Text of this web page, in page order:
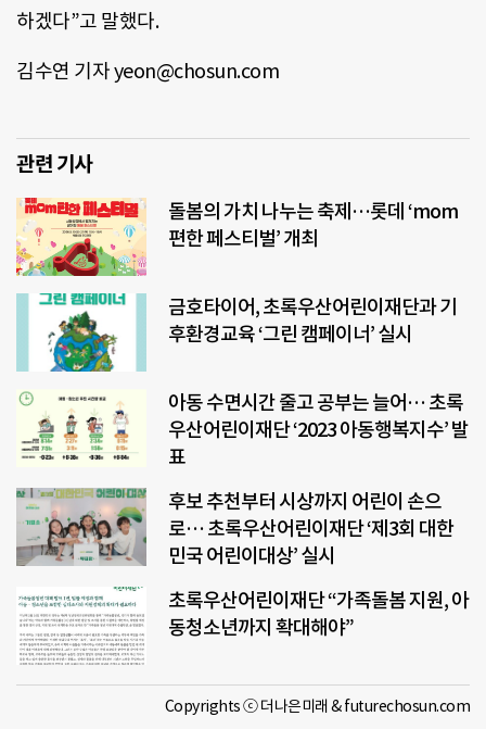
하겠다”고 말했다.
김수연 기자 yeon@chosun.com
관련 기사
돌봄의 가치 나누는 축제…롯데 ‘mom
편한 페스티벌’ 개최
금호타이어, 초록우산어린이재단과 기
후환경교육 ‘그린 캠페이너’ 실시
아동 수면시간 줄고 공부는 늘어… 초록
우산어린이재단 ‘2023 아동행복지수’ 발
표
후보 추천부터 시상까지 어린이 손으
로… 초록우산어린이재단 ‘제3회 대한
민국 어린이대상’ 실시
초록우산어린이재단 “가족돌봄 지원, 아
동청소년까지 확대해야”
Copyrights ⓒ 더나은미래 & futurechosun.com